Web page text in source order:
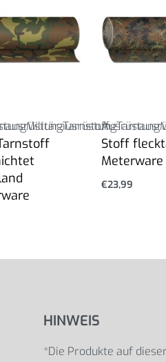
Tarnstoff
MilitärausrüstungAusrüstung
Stoff
Meterware
€23,99
HINWEIS
*Die Produkte auf